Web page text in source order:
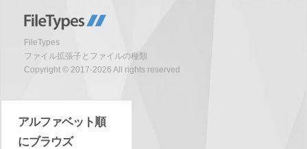
FileTypes
ファイル拡張子とファイルの種類
Copyright © 2017-2026 All rights reserved
アルファベット順
にブラウズ